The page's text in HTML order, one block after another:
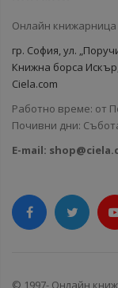
Онлайн книжарница
гр. София, ул.
Книжна борса
Ciela.com
Работно време: от
Почивни дни:
E-mail:
© 1997- Онлайн